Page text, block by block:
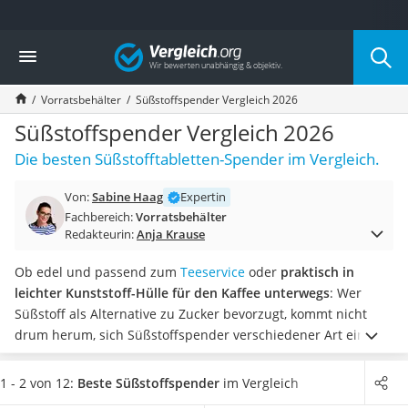
Die beliebtesten Vergleiche nach Kategorie
Haushalt
Wassersprudler
Zentralstaubsauger
Brotbackautomat
Wischroboter
Wäschespinne
Spülmaschinentabs
Akku-Staubsauger
AEG-Waschmaschine
Saug-Wisch-Roboter
Handstaubsauger
Milchaufschäumer
Kondenstrockner
Reiskocher
Vergleich
Vorratsbehälter Süßstoffspender Vergleich 2026
Süßstoffspender Vergleich 2026
Die besten Süßstofftabletten-Spender im Vergleich.
Von:Sabine Haag
Expertin
Fachbereich:Vorratsbehälter
Redakteurin:Anja Krause
Ob edel und passend zum Teeservice oder praktisch in
leichter Kunststoff-Hülle für den Kaffee unterwegs: Wer
Süßstoff als Alternative zu Zucker bevorzugt, kommt nicht
drum herum, sich Süßstoffspender verschiedener Art einmal
näher anzusehen. Verschiedene Tests im Internet bestätigen,
dassSüßstoff nahezu keine Kalorien bei höherer
1 - 2 von 12: Beste Süßstoffspender im Vergleich